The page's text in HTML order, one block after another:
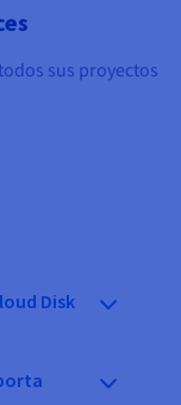
sus proyectos
Disk